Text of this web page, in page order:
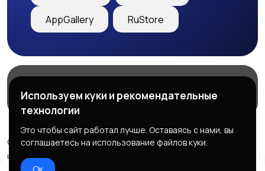
AppGallery RuStore
Служба поддержки
© 2026 Freebby - Сервис бесплатных объявлений ДНР
и ЛНР
Используем куки и рекомендательные
технологии
Это чтобы сайт работал лучше. Оставаясь с нами, вы
соглашаетесь на использование файлов куки.